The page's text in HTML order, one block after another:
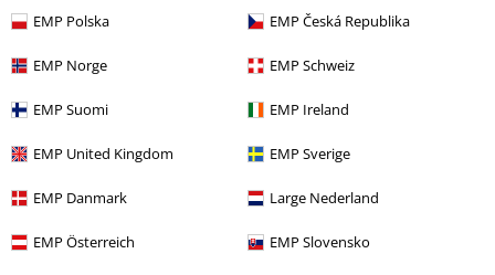
EMP Polska EMP Česká Republika
EMP Norge EMP Schweiz
EMP Suomi EMP Ireland
EMP United Kingdom EMP Sverige
EMP Danmark Large Nederland
EMP Österreich EMP Slovensko
zu eng
perfekt
zu kurz
perfekt
War diese Bewertung hilfreich für dich?